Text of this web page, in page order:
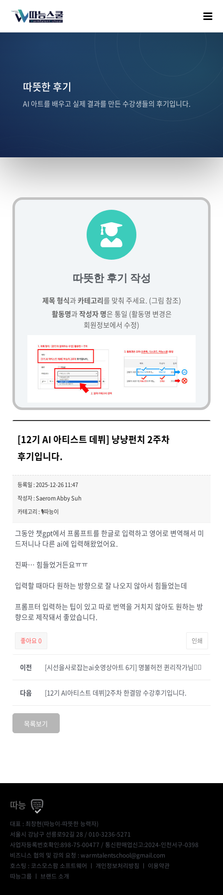
따뜻한 후기
AI 아트를 배우고 실제 결과를 만든 수강생들의 후기입니다.
따뜻한 후기 작성
제목 형식과카테고리를 맞춰 주세요. (그림 참조)
활동명과작성자 명은 통일 (활동명 변경은
회원정보에서 수정)
[12기 AI 아티스트 데뷔] 냥냥펀치 2주차
후기입니다.
등록일 : 2025-12-26 11:47
작성자 : Saerom Abby Suh
카테고리 : 🎙️따능이
그동안 챗gpt에서 프롬프트를 한글로 입력하고 영어로 변역해서 미
드저니나 다른 ai에 입력해왔었어요.
진짜… 힘들었거든요ㅠㅠ
입력할 때마다 원하는 방향으로 잘 나오지 않아서 힘들었는데
프롬프터 입력하는 팁이 있고 따로 번역을 거치지 않아도 원하는 방
향으로 제작돼서 좋았습니다.
좋아요0 인쇄
이전 [시선을사로잡는ai숏영상아트 6기] 명불허전 퀸리작가님👍🏻
[12기 AI아티스트 데뷔]2주차 한결맘 수강후기입니다.
다음
목록보기
따능
대표 : 최창현(따능이-따뜻한 능력자)
서울시 강남구 선릉로92길 28 / 010-3236-5271
사업자등록번호확인:898-75-00477 / 통신판매업신고:2024-인천서구-0398
비즈니스 협의 및 강의 요청 : warmtalentschool@gmail.com
호스팅 : 코스모스팜 소프트웨어 ㅣ 개인정보처리방침 ㅣ 이용약관
따능그룹 ㅣ 브랜드 소개